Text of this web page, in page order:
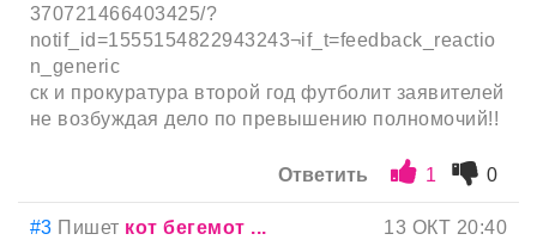
370721466403425/?
notif_id=1555154822943243¬if_t=feedback_reactio
n_generic
ск и прокуратура второй год футболит заявителей
не возбуждая дело по превышению полномочий!!
Ответить 1 0
#3 Пишет кот бегемот ...
13 ОКТ 20:40